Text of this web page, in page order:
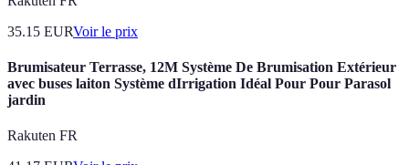
35.15 EURVoir le prix
Brumisateur Terrasse, 12M Système De Brumisation Extérieur
avec buses laiton Système dIrrigation Idéal Pour Pour Parasol
jardin
Rakuten FR